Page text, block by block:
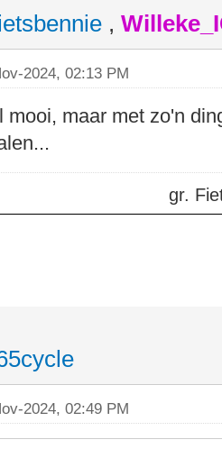
,
2024, 02:13 PM
mooi, maar met zo'n
gr.
2024, 02:49 PM